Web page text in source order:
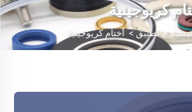
كريوجينية
>تطبيق> أختام كريوجينية